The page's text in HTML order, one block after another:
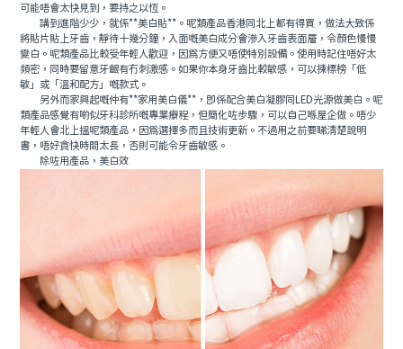
可能唔會太快見到，要持之以恆。
講到進階少少，就係**美白貼**。呢類產品香港同北上都有得買，做法大致係
將貼片貼上牙齒，靜待十幾分鐘，入面嘅美白成分會滲入牙齒表面層，令顏色慢慢
變白。呢類產品比較受年輕人歡迎，因為方便又唔使特別設備。使用時記住唔好太
頻密，同時要留意牙齦有冇刺激感。如果你本身牙齒比較敏感，可以揀標榜「低
敏」或「溫和配方」嘅款式。
另外而家興起嘅仲有**家用美白儀**，即係配合美白凝膠同LED光源做美白。呢
類產品感覺有啲似牙科診所嘅專業療程，但簡化咗步驟，可以自己喺屋企做。唔少
年輕人會北上搵呢類產品，因為選擇多而且技術更新。不過用之前要睇清楚說明
書，唔好貪快時間太長，否則可能令牙齒敏感。
除咗用產品，美白效